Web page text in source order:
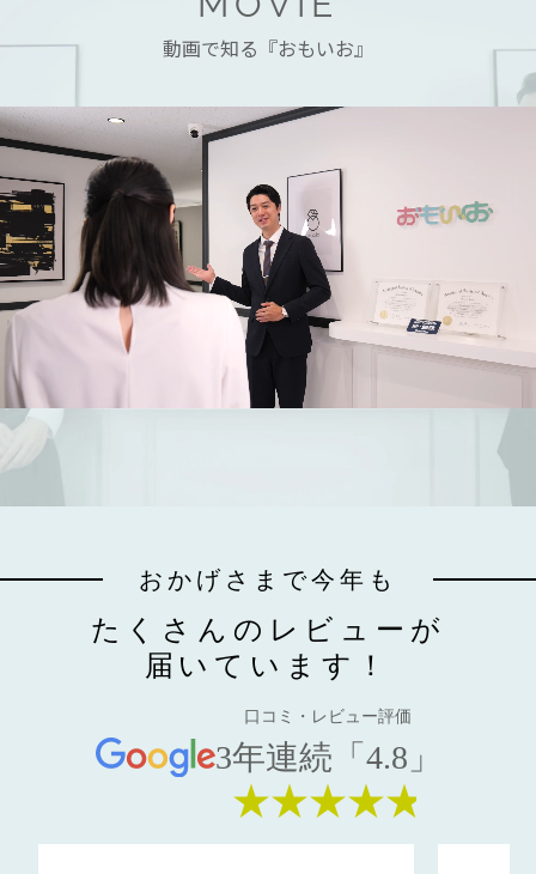
動画で知る『おもいお』
おかげさまで今年も
たくさんのレビューが
届いています！
口コミ・レビュー評価
3年連続「4.8」
★★★★★